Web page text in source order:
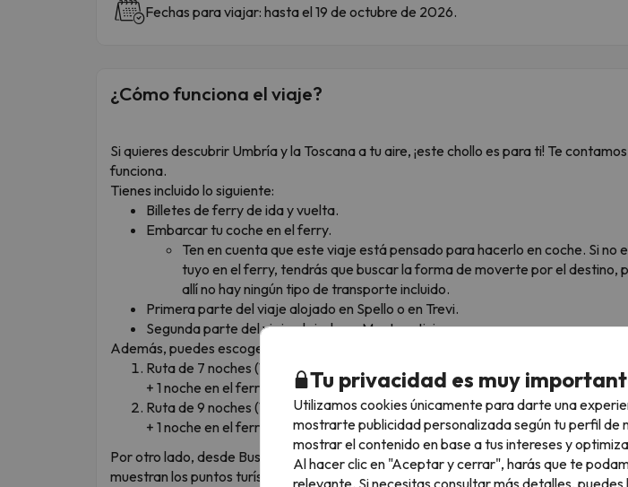
Fechas para viajar: hasta el 19 de octubre de 2026.
¿Cómo funciona el viaje?
Si quieres descubrir Umbría y la Toscana a tu aire, ¡este chollo es para ti! Te
funciona.
Tienes incluido lo siguiente:
Billetes de ferry de ida y vuelta.
Embarcar tu coche en el ferry.
Ten en cuenta que este viaje está pensado para hacerlo en coche. Si no
tuyo en el ferry, tendrás que buscar la forma de moverte por el destino,
allí no hay ningún tipo de transporte incluido.
Primera parte del viaje alojado en Spello o en Trevi.
Segunda parte del viaje alojado en Montecatini.
Además, puedes escoger entre dos opciones:
Ruta de 7 noches (1 noche en el ferry + 2 noches en Spello o Trevi + 3 noches en
+ 1 noche en el ferry)
Ruta de 9 noches (1 noche en el ferry + 3 noches en Spello o Trevi + 4 noches
+ 1 noche en el ferry)
Por otro lado, desde Buscounchollo ¡te lo ponemos fácil! Te proponemos itinerarios
muestran los puntos turísticos más emblemáticos de cada localidad. No hace falta
Tu privacidad es muy
Utilizamos cookies únicamente para darte una
mostrarte publicidad personalizada según tu perfil de
mostrar el contenido en base a tus intereses y
Al hacer clic en "Aceptar y cerrar", harás que te
relevante. Si necesitas consultar más detalles,